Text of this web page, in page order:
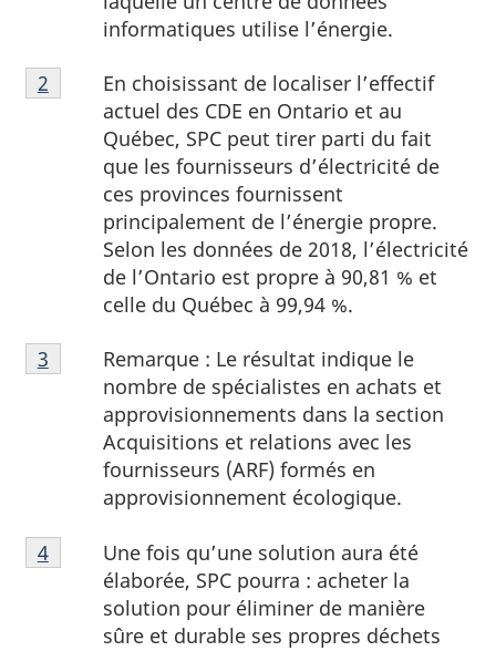
informatiques utilise l’énergie.
Note
de
En choisissant de localiser l’effectif
actuel des CDE en Ontario et au
Québec, SPC peut tirer parti du fait
que les fournisseurs d’électricité de
ces provinces fournissent
principalement de l’énergie propre.
Selon les données de 2018, l’électricité
de l’Ontario est propre à 90,81 % et
celle du Québec à 99,94 %.
Retour à la référence de la note de bas de page
2
Note
de
Remarque : Le résultat indique le
nombre de spécialistes en achats et
approvisionnements dans la section
Acquisitions et relations avec les
fournisseurs (ARF) formés en
approvisionnement écologique.
Retour à la référence de la note de bas de page
3
Note
de
Une fois qu’une solution aura été
élaborée, SPC pourra : acheter la
solution pour éliminer de manière
sûre et durable ses propres déchets
Retour à la référence de la note de bas de page
4